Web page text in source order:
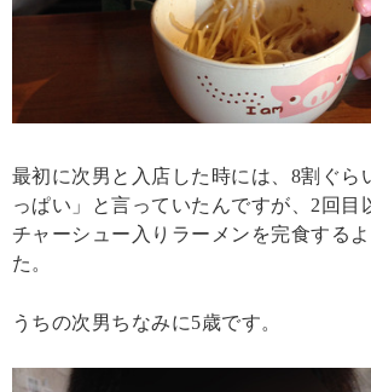
最初に次男と入店した時には、8割ぐら
っぱい」と言っていたんですが、2回目
チャーシュー入りラーメンを完食する
た。
うちの次男ちなみに5歳です。